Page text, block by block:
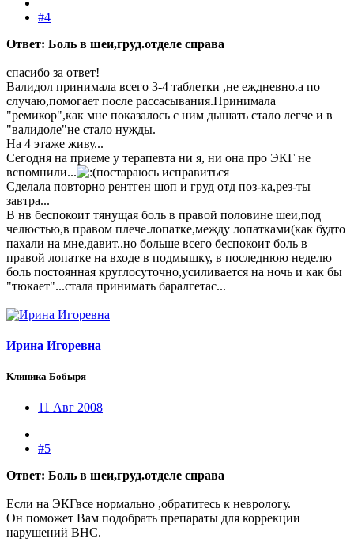
#4
Ответ: Боль в шеи,груд.отделе справа
спасибо за ответ!
Валидол принимала всего 3-4 таблетки ,не еждневно.а по
случаю,помогает после рассасывания.Принимала
"ремикор",как мне показалось с ним дышать стало легче и в
"валидоле"не стало нужды.
На 4 этаже живу...
Сегодня на приеме у терапевта ни я, ни она про ЭКГ не
вспомнили...
постараюсь исправиться
Сделала повторно рентген шоп и груд отд поз-ка,рез-ты
завтра...
В нв беспокоит тянущая боль в правой половине шеи,под
челюстью,в правом плече.лопатке,между лопатками(как будто
пахали на мне,давит..но больше всего беспокоит боль в
правой лопатке на входе в подмышку, в последнюю неделю
боль постоянная круглосуточно,усиливается на ночь и как бы
"тюкает"...стала принимать баралгетас...
Ирина Игоревна
Клиника Бобыря
11 Авг 2008
#5
Ответ: Боль в шеи,груд.отделе справа
Если на ЭКГвсе нормально ,обратитесь к неврологу.
Он поможет Вам подобрать препараты для коррекции
нарушений ВНС.